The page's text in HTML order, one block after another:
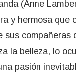
(Anne
y hermosa que
compañeras
la belleza, lo
pasión